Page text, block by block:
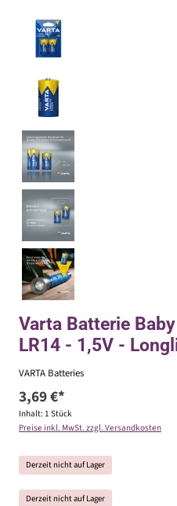
Varta Batterie
LR14 - 1,5V -
VARTA Batteries
3,69 €*
Inhalt: 1 Stück
Preise inkl. MwSt. zzgl. Versandkosten
Derzeit nicht auf Lager
Derzeit nicht auf Lager